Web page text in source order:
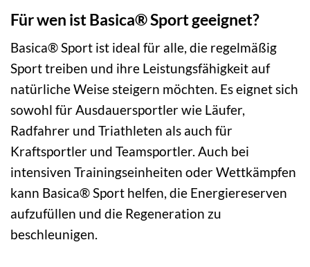
Für wen ist Basica® Sport geeignet?
Basica® Sport ist ideal für alle, die regelmäßig
Sport treiben und ihre Leistungsfähigkeit auf
natürliche Weise steigern möchten. Es eignet sich
sowohl für Ausdauersportler wie Läufer,
Radfahrer und Triathleten als auch für
Kraftsportler und Teamsportler. Auch bei
intensiven Trainingseinheiten oder Wettkämpfen
kann Basica® Sport helfen, die Energiereserven
aufzufüllen und die Regeneration zu
beschleunigen.